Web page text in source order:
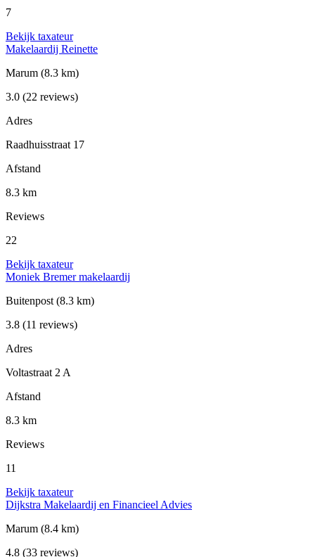
7
Bekijk taxateur
Makelaardij Reinette
Marum (8.3 km)
3.0 (22 reviews)
Adres
Raadhuisstraat 17
Afstand
8.3 km
Reviews
22
Bekijk taxateur
Moniek Bremer makelaardij
Buitenpost (8.3 km)
3.8 (11 reviews)
Adres
Voltastraat 2 A
Afstand
8.3 km
Reviews
11
Bekijk taxateur
Dijkstra Makelaardij en Financieel Advies
Marum (8.4 km)
4.8 (33 reviews)